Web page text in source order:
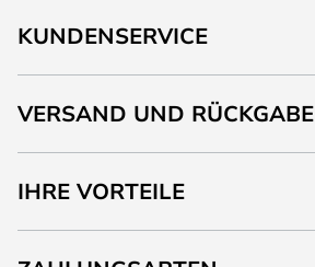
KUNDENSERVICE
VERSAND UND RÜCKGABE
IHRE VORTEILE